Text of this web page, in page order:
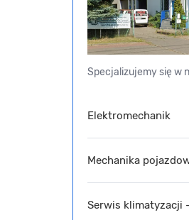
Specjalizujemy się w
Elektromechanik
Mechanika
Serwis klimatyzacji